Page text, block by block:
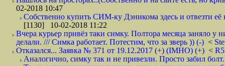
02-2018 10:47
Собственно купить СИМ-ку Дэникома здесь и отвезти
[1130] 10-02-2018 11:22
Вчера курьер привёз таки симку. Полтора месяца заняло
делали. /// Симка работает. Потестим, что за зверь )) (-) <
Отказался... Заявка № 371 от 19.12.2017 (+) (IMHO) (+) <
Аналогично, симку так и не привезли. Просто забил